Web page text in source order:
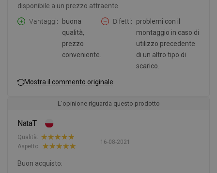
disponibile a un prezzo attraente.
Vantaggi
buona
qualità,
prezzo
conveniente.
Difetti
problemi con il
montaggio in caso di
utilizzo precedente
di un altro tipo di
scarico.
Mostra il commento originale
L'opinione riguarda questo prodotto
NataT
16-08-2021
Qualità:
Aspetto:
Buon acquisto: